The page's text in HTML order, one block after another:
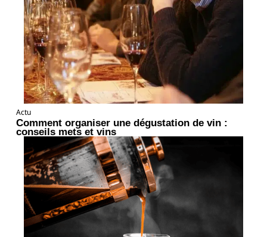
Actu
Comment organiser une dégustation de vin :
conseils mets et vins